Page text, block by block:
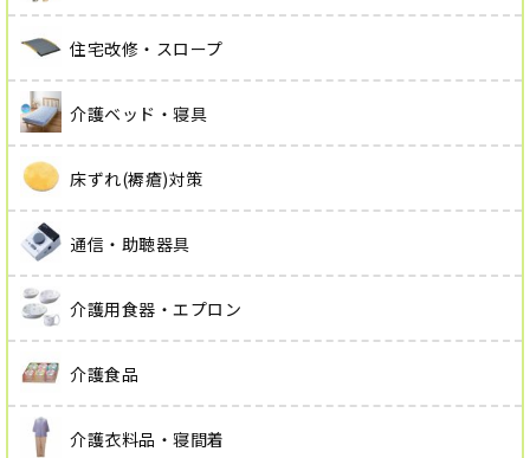
住宅改修・スロープ
介護ベッド・寝具
床ずれ(褥瘡)対策
通信・助聴器具
介護用食器・エプロン
介護食品
介護衣料品・寝間着